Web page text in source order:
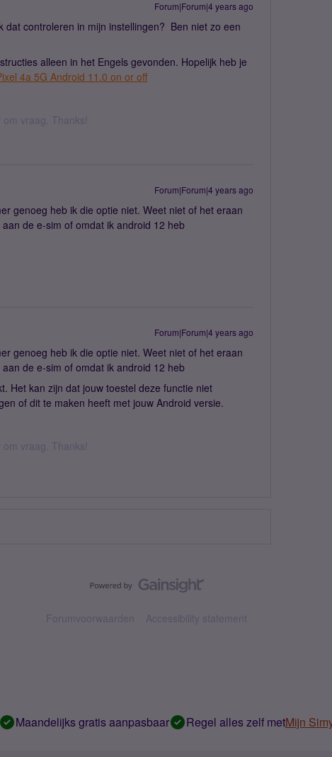
Forum|Forum|4 years ago
dat controleren in mijn instellingen? Ben niet zo een
alleen in het Engels gevonden. Hopelijk heb je
4a 5G Android 11.0 on or off
vraag. Thanks!
Forum|Forum|4 years ago
genoeg heb ik die optie niet. Weet niet of het eraan
de e-sim of omdat ik android 12 heb
Forum|Forum|4 years ago
genoeg heb ik die optie niet. Weet niet of het eraan
de e-sim of omdat ik android 12 heb
Het kan zijn dat jouw toestel deze functie niet
of dit te maken heeft met jouw Android versie.
vraag. Thanks!
Forumvoorwaarden Accessibility statement
Maandelijks gratis aanpasbaar Regel alles zelf metMijn